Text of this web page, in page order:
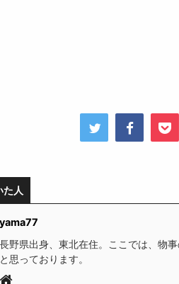
た人
yama77
長野県出身、東北在住。ここでは、物
と思っております。